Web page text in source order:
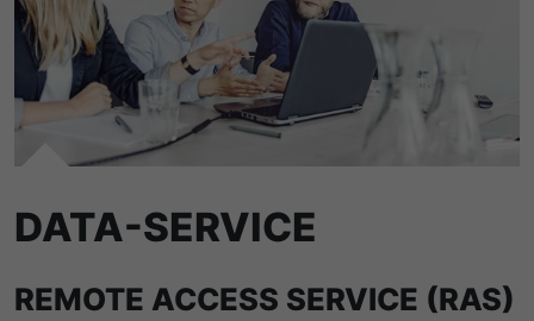
DATA-SERVICE
REMOTE ACCESS ­SERVICE (RAS)